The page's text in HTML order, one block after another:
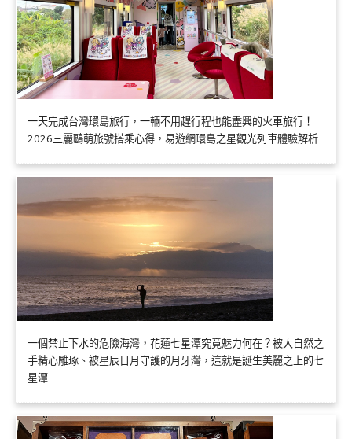
一天完成台灣環島旅行，一輛不用趕行程也能盡興的火車旅行！
2026三麗鷗萌旅號搭乘心得，易遊網環島之星觀光列車體驗解析
一個禁止下水的危險海灣，花蓮七星潭究竟魅力何在？被大自然之
手精心雕琢、被星辰日月守護的月牙灣，這就是誕生美麗之上的七
星潭